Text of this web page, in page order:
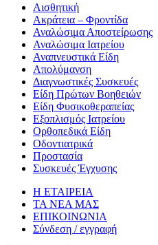
Αισθητική
Ακράτεια – Φροντίδα
Αναλώσιμα Αποστείρωσης
Αναλώσιμα Ιατρείου
Αναπνευστικά Είδη
Απολύμανση
Διαγνωστικές Συσκευές
Είδη Πρώτων Βοηθειών
Είδη Φυσικοθεραπείας
Εξοπλισμός Ιατρείου
Ορθοπεδικά Είδη
Οδοντιατρικά
Προστασία
Συσκευές Έγχυσης
Η ΕΤΑΙΡΕΙΑ
ΤΑ ΝΕΑ ΜΑΣ
ΕΠΙΚΟΙΝΩΝΙΑ
Σύνδεση / εγγραφή